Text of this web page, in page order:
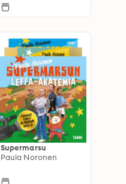
Supermarsu
Paula Noronen